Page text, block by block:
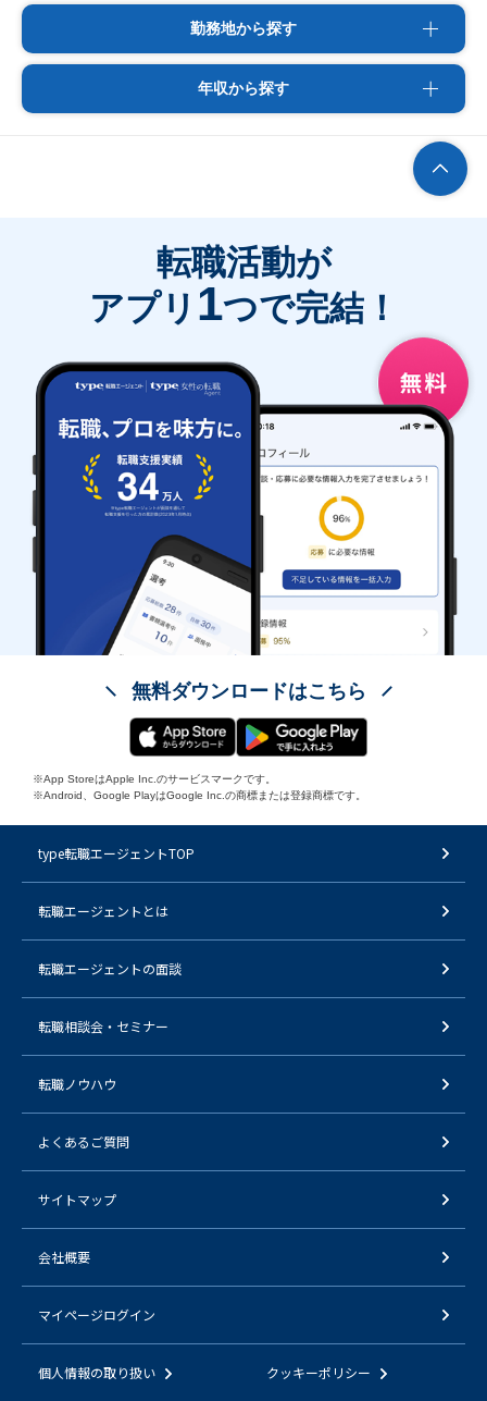
勤務地から探す
年収から探す
転職活動が
アプリ 1つで完結！
無料ダウンロードはこちら
※App StoreはApple Inc.のサービスマークです。
※Android、Google PlayはGoogle Inc.の商標または登録商標です。
type転職エージェントTOP
転職エージェントとは
転職エージェントの面談
転職相談会・セミナー
転職ノウハウ
よくあるご質問
サイトマップ
会社概要
マイページログイン
個人情報の取り扱い クッキーポリシー